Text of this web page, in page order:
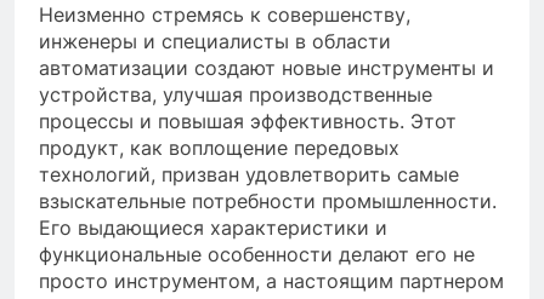
Неизменно стремясь к совершенству,
инженеры и специалисты в области
автоматизации создают новые инструменты и
устройства, улучшая производственные
процессы и повышая эффективность. Этот
продукт, как воплощение передовых
технологий, призван удовлетворить самые
взыскательные потребности промышленности.
Его выдающиеся характеристики и
функциональные особенности делают его не
просто инструментом, а настоящим партнером